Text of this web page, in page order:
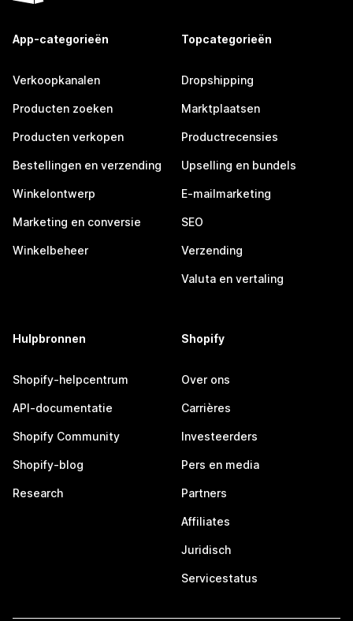
App-categorieën
Verkoopkanalen
Producten zoeken
Producten verkopen
Bestellingen en verzending
Winkelontwerp
Marketing en conversie
Winkelbeheer
Topcategorieën
Dropshipping
Marktplaatsen
Productrecensies
Upselling en bundels
E-mailmarketing
SEO
Verzending
Valuta en vertaling
Hulpbronnen
Shopify-helpcentrum
API-documentatie
Shopify Community
Shopify-blog
Research
Shopify
Over ons
Carrières
Investeerders
Pers en media
Partners
Affiliates
Juridisch
Servicestatus